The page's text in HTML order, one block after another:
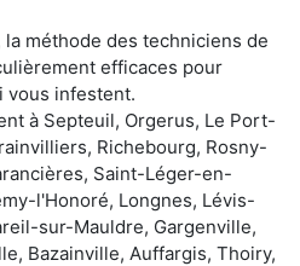
méthode des techniciens de
efficaces pour
vous infestent.
à Septeuil, Orgerus, Le Port-
Richebourg, Rosny-
Saint-Léger-en-
l'Honoré, Longnes, Lévis-
sur-Mauldre, Gargenville,
Bazainville, Auffargis, Thoiry,